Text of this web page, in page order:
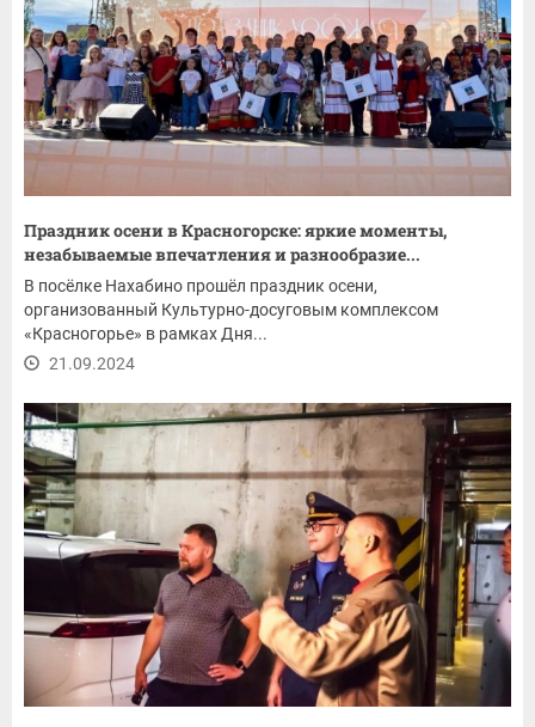
Праздник осени в Красногорске: яркие моменты,
незабываемые впечатления и разнообразие...
В посёлке Нахабино прошёл праздник осени,
организованный Культурно-досуговым комплексом
«Красногорье» в рамках Дня...
21.09.2024